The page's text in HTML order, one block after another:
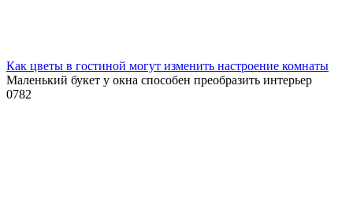
Как цветы в гостиной могут изменить настроение комнаты
Маленький букет у окна способен преобразить интерьер
0782